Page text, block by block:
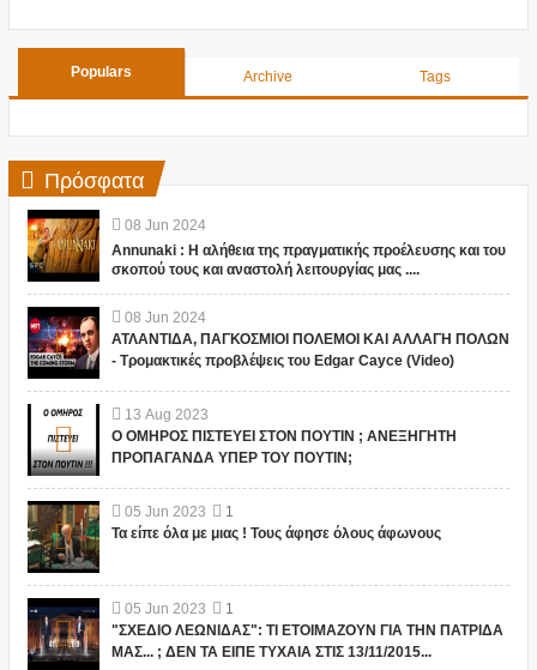
Populars Archive Tags
Πρόσφατα
08 Jun 2024
Annunaki : Η αλήθεια της πραγματικής προέλευσης και του
σκοπού τους και αναστολή λειτουργίας μας ....
08 Jun 2024
ΑΤΛΑΝΤΙΔΑ, ΠΑΓΚΟΣΜΙΟΙ ΠΟΛΕΜΟΙ ΚΑΙ ΑΛΛΑΓΗ ΠΟΛΩΝ
- Τρομακτικές προβλέψεις του Edgar Cayce (Video)
13 Aug 2023
Ο ΟΜΗΡΟΣ ΠΙΣΤΕΥΕΙ ΣΤΟΝ ΠΟΥΤΙΝ ; ΑΝΕΞΗΓΗΤΗ
ΠΡΟΠΑΓΑΝΔΑ ΥΠΕΡ ΤΟΥ ΠΟΥΤΙΝ;
05 Jun 2023
1
Τα είπε όλα με μιας ! Τους άφησε όλους άφωνους
05 Jun 2023
1
"ΣΧΕΔΙΟ ΛΕΩΝΙΔΑΣ": ΤΙ ΕΤΟΙΜΑΖΟΥΝ ΓΙΑ ΤΗΝ ΠΑΤΡΙΔΑ
ΜΑΣ... ; ΔΕΝ ΤΑ ΕΙΠΕ ΤΥΧΑΙΑ ΣΤΙΣ 13/11/2015...